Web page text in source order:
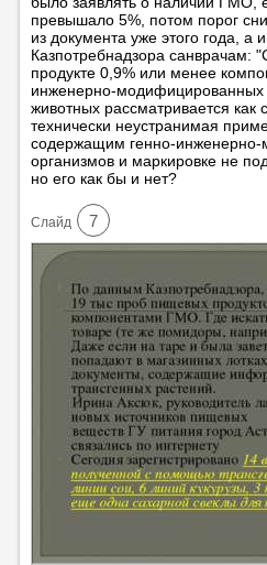
превышало 5%, потом порог
из документа уже этого года, а
Казпотребнадзора санврачам:
продукте 0,9% или менее
инженерно-модифицированных
животных рассматривается как
технически неустранимая
содержащим генно-
организмов и маркировке не
но его как бы и нет?
Cлайд 7